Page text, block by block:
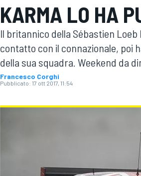
MOTOGP WEC
KARMA LO HA
Il britannico della Sébastien
contatto con il connazionale, poi
della sua squadra. Weekend da
Francesco Corghi
Pubblicato: 17 ott 2017, 11:54